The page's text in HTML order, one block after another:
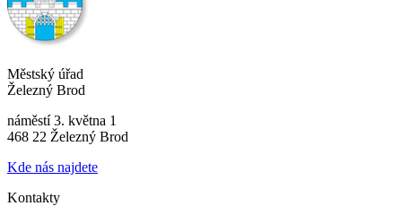
Městský úřad
Železný Brod
náměstí 3. května 1
468 22 Železný Brod
Kde nás najdete
Kontakty